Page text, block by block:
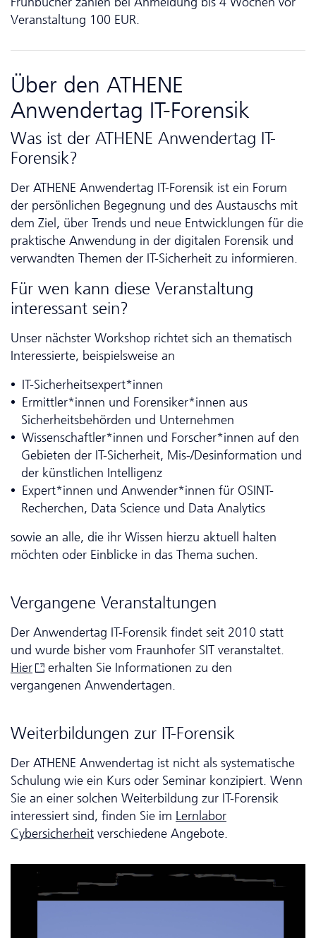
Veranstaltung 100 EUR.
Über den ATHENE
Anwendertag IT-Forensik
Was ist der ATHENE Anwendertag IT-
Forensik?
Der ATHENE Anwendertag IT-Forensik ist ein Forum
der persönlichen Begegnung und des Austauschs mit
dem Ziel, über Trends und neue Ent­wicklungen für die
praktische Anwendung in der digitalen Forensik und
verwandten Themen der IT-Sicherheit zu informieren.
Für wen kann diese Veranstaltung
interessant sein?
Unser nächster Workshop richtet sich an thematisch
Interessierte, beispielsweise an
IT-Sicherheitsexpert*innen
Ermittler*innen und Forensiker*innen aus
Sicherheitsbehörden und Unternehmen
Wissenschaftler*innen und Forscher*innen auf den
Gebieten der IT-Sicherheit, Mis-/Desinformation und
der künstlichen Intelligenz
Expert*innen und Anwender*innen für OSINT-
Recherchen, Data Science und Data Analytics
sowie an alle, die ihr Wissen hierzu aktuell halten
möchten oder Einblicke in das Thema suchen.
Vergangene Veranstaltungen
Der Anwendertag IT-Forensik findet seit 2010 statt
und wurde bisher vom Fraunhofer SIT veranstaltet.
Hier
erhalten Sie Informationen zu den
vergangenen Anwendertagen.
Weiterbildungen zur IT-Forensik
Der ATHENE Anwendertag ist nicht als systematische
Schulung wie ein Kurs oder Seminar konzipiert. Wenn
Sie an einer solchen Weiterbildung zur IT-Forensik
interessiert sind, finden Sie im Lernlabor
Cybersicherheit verschiedene Angebote.